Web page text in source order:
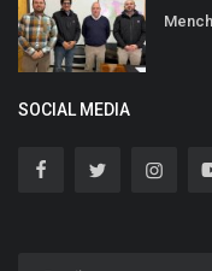
SOCIAL MEDIA